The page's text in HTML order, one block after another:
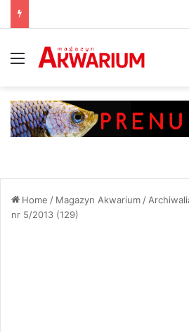
Menu
Home / Magazyn Akwarium/
nr 5/2013 (129)